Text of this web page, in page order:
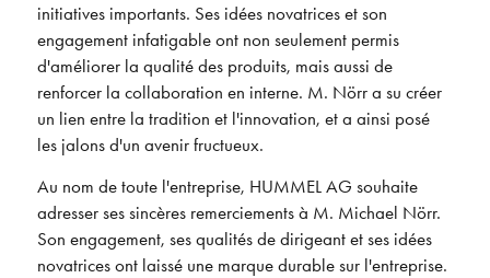
initiatives importants. Ses idées novatrices et son
engagement infatigable ont non seulement permis
d'améliorer la qualité des produits, mais aussi de
renforcer la collaboration en interne. M. Nörr a su créer
un lien entre la tradition et l'innovation, et a ainsi posé
les jalons d'un avenir fructueux.
Au nom de toute l'entreprise, HUMMEL AG souhaite
adresser ses sincères remerciements à M. Michael Nörr.
Son engagement, ses qualités de dirigeant et ses idées
novatrices ont laissé une marque durable sur l'entreprise.